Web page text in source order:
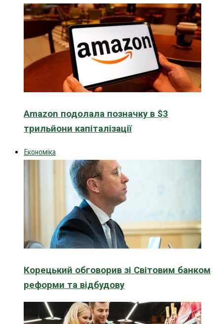
Amazon подолала позначку в $3
трильйони капіталізації
Економіка
Корецький обговорив зі Світовим банком
реформи та відбудову